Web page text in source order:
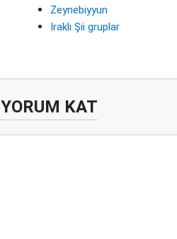
Zeynebiyyun
Iraklı Şii gruplar
YORUM KAT